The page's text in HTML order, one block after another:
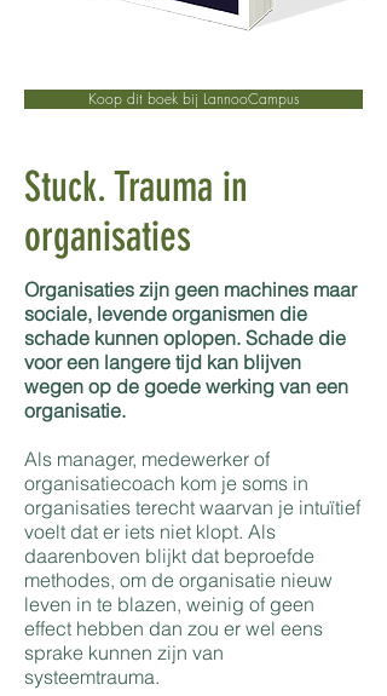
Koop dit boek bij LannooCampus
Stuck.Trauma in
organisaties
Organisaties zijn geen machines maar
sociale, levende organismen die
schade kunnen oplopen. Schade die
voor een langere tijd kan blijven
wegen op de goede werking van een
organisatie.
Als manager, medewerker of
organisatiecoach kom je soms in
organisaties terecht waarvan je intuïtief
voelt dat er iets niet klopt. Als
daarenboven blijkt dat beproefde
methodes, om de organisatie nieuw
leven in te blazen, weinig of geen
effect hebben dan zou er wel eens
sprake kunnen zijn van
systeemtrauma.